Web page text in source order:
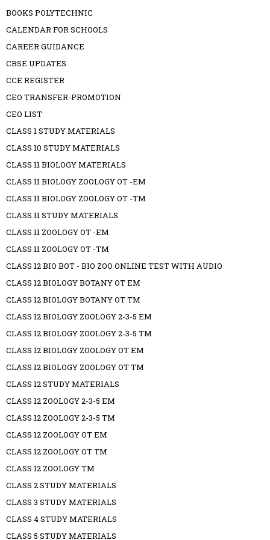
BOOKS POLYTECHNIC
CALENDAR FOR SCHOOLS
CAREER GUIDANCE
CBSE UPDATES
CCE REGISTER
CEO TRANSFER-PROMOTION
CEO LIST
CLASS 1 STUDY MATERIALS
CLASS 10 STUDY MATERIALS
CLASS 11 BIOLOGY MATERIALS
CLASS 11 BIOLOGY ZOOLOGY OT -EM
CLASS 11 BIOLOGY ZOOLOGY OT -TM
CLASS 11 STUDY MATERIALS
CLASS 11 ZOOLOGY OT -EM
CLASS 11 ZOOLOGY OT -TM
CLASS 12 BIO BOT - BIO ZOO ONLINE TEST WITH AUDIO
CLASS 12 BIOLOGY BOTANY OT EM
CLASS 12 BIOLOGY BOTANY OT TM
CLASS 12 BIOLOGY ZOOLOGY 2-3-5 EM
CLASS 12 BIOLOGY ZOOLOGY 2-3-5 TM
CLASS 12 BIOLOGY ZOOLOGY OT EM
CLASS 12 BIOLOGY ZOOLOGY OT TM
CLASS 12 STUDY MATERIALS
CLASS 12 ZOOLOGY 2-3-5 EM
CLASS 12 ZOOLOGY 2-3-5 TM
CLASS 12 ZOOLOGY OT EM
CLASS 12 ZOOLOGY OT TM
CLASS 12 ZOOLOGY TM
CLASS 2 STUDY MATERIALS
CLASS 3 STUDY MATERIALS
CLASS 4 STUDY MATERIALS
CLASS 5 STUDY MATERIALS